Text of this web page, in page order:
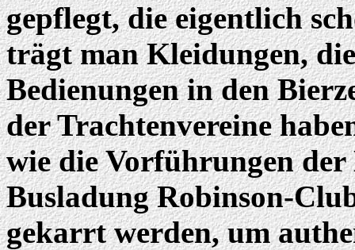
gepflegt, die eigentlich
trägt man Kleidungen,
Bedienungen in den
der Trachtenvereine
wie die Vorführungen der
Busladung Robinson-
gekarrt werden, um